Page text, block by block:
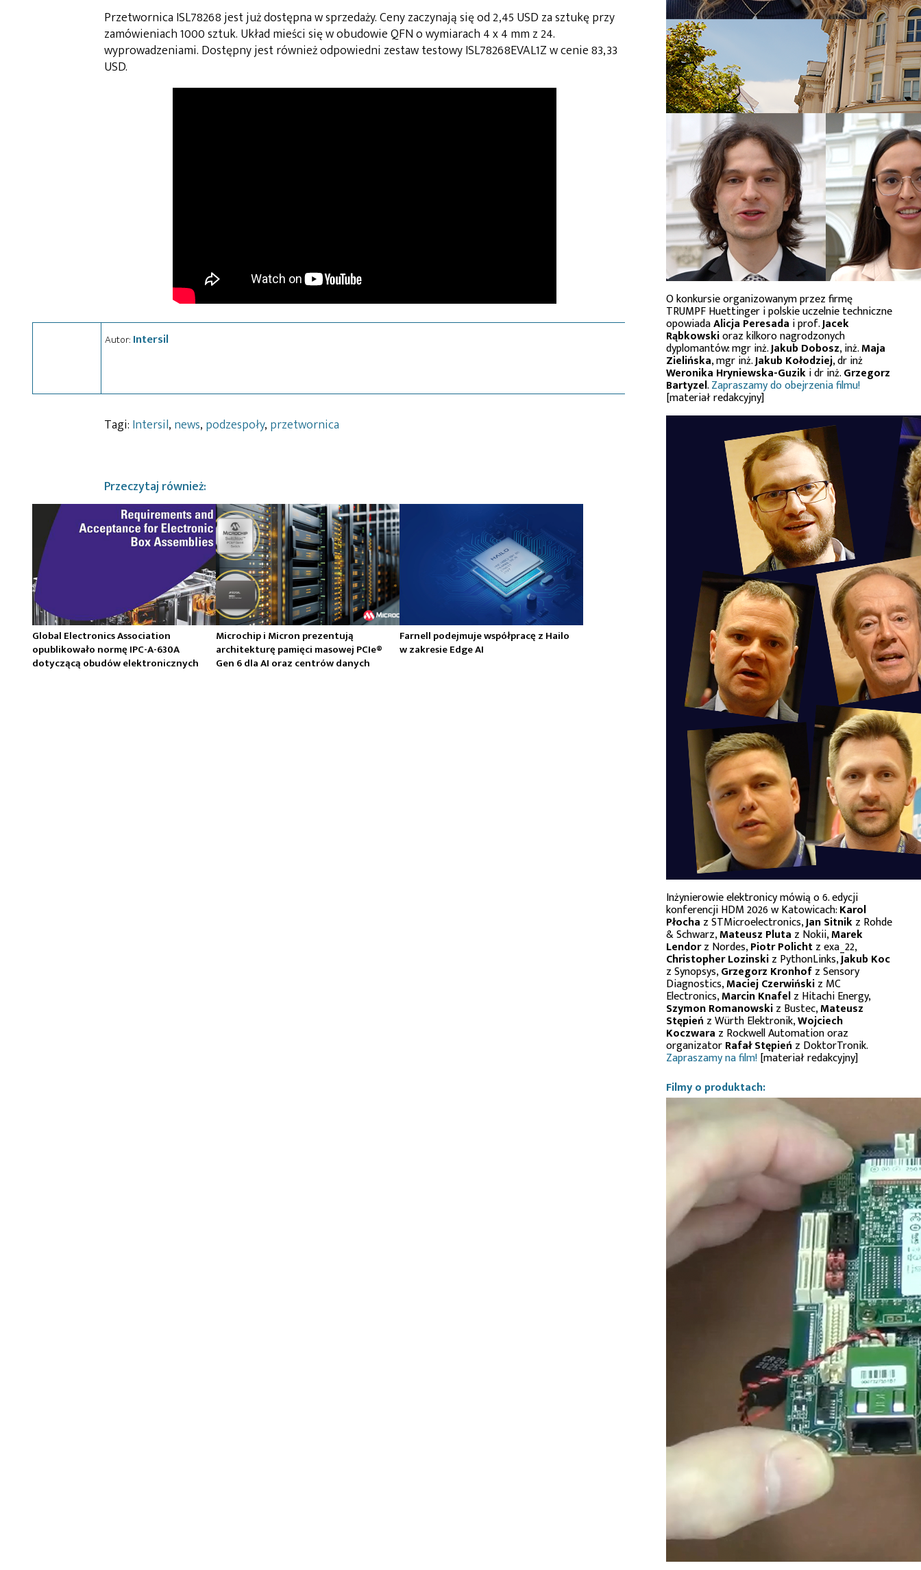
Przetwornica ISL78268 jest już dostępna w sprzedaży. Ceny zaczynają się od 2,45 USD za sztukę przy
zamówieniach 1000 sztuk. Układ mieści się w obudowie QFN o wymiarach 4 x 4 mm z 24.
wyprowadzeniami. Dostępny jest również odpowiedni zestaw testowy ISL78268EVAL1Z w cenie 83,33
USD.
Autor: Intersil
Tagi: Intersil, news, podzespoły, przetwornica
Przeczytaj również:
Global Electronics Association
opublikowało normę IPC-A-630A
dotyczącą obudów elektronicznych
Microchip i Micron prezentują
architekturę pamięci masowej PCIe®
Gen 6 dla AI oraz centrów danych
Farnell podejmuje współpracę z Hailo
w zakresie Edge AI
O konkursie organizowanym przez firmę
TRUMPF Huettinger i polskie uczelnie techniczne
opowiadaAlicja Peresada i prof.Jacek
Rąbkowskioraz kilkoro nagrodzonych
dyplomantów: mgr inż.Jakub Dobosz, inż.Maja
Zielińska, mgr inż.Jakub Kołodziej, dr inż
Weronika Hryniewska-Guziki dr inż.Grzegorz
Bartyzel.Zapraszamy do obejrzenia filmu!
[materiał redakcyjny]
Inżynierowie elektronicy mówią o 6. edycji
konferencji HDM 2026 w Katowicach:Karol
Płocha z STMicroelectronics,Jan Sitnikz Rohde
& Schwarz,Mateusz Pluta z Nokii,Marek
Lendorz Nordes,Piotr Polichtz exa_22,
Christopher Lozinskiz PythonLinks,Jakub Koc
z Synopsys,Grzegorz Kronhofz Sensory
Diagnostics,Maciej Czerwińskiz MC
Electronics,Marcin Knafelz Hitachi Energy,
Szymon Romanowskiz Bustec,Mateusz
Stępień z Würth Elektronik,Wojciech
Koczwara z Rockwell Automation oraz
organizatorRafał Stępień z DoktorTronik.
Zapraszamy na film![materiał redakcyjny]
Filmy o produktach: